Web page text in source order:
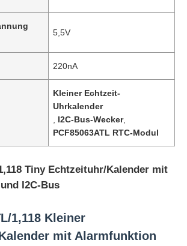
5,5V
220nA
Kleiner Echtzeit-
Uhrkalender
I2C-Bus-Wecker,
PCF85063ATL RTC-Modul
Tiny Echtzeituhr/Kalender mit
I2C-Bus
1,118 Kleiner
mit Alarmfunktion